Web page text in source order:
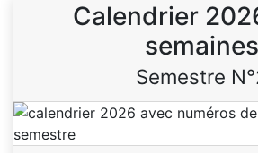
Calendrier
semaines
Semestre